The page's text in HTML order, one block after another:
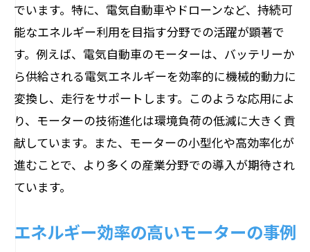
でいます。特に、電気自動車やドローンなど、持続可
能なエネルギー利用を目指す分野での活躍が顕著で
す。例えば、電気自動車のモーターは、バッテリーか
ら供給される電気エネルギーを効率的に機械的動力に
変換し、走行をサポートします。このような応用によ
り、モーターの技術進化は環境負荷の低減に大きく貢
献しています。また、モーターの小型化や高効率化が
進むことで、より多くの産業分野での導入が期待され
ています。
エネルギー効率の高いモーターの事例